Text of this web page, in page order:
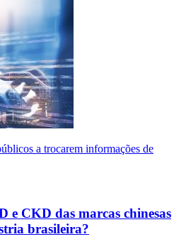
a trocarem informações de
e CKD das marcas chinesas
brasileira?